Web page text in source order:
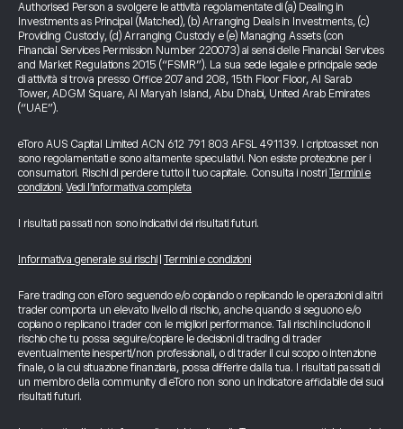
Authorised Person a svolgere le attività regolamentate di (a) Dealing in
Investments as Principal (Matched), (b) Arranging Deals in Investments, (c)
Providing Custody, (d) Arranging Custody e (e) Managing Assets (con
Financial Services Permission Number 220073) ai sensi delle Financial Services
and Market Regulations 2015 (“FSMR”). La sua sede legale e principale sede
di attività si trova presso Office 207 and 208, 15th Floor Floor, Al Sarab
Tower, ADGM Square, Al Maryah Island, Abu Dhabi, United Arab Emirates
(“UAE”).
eToro AUS Capital Limited ACN 612 791 803 AFSL 491139. I criptoasset non
sono regolamentati e sono altamente speculativi. Non esiste protezione per i
consumatori. Rischi di perdere tutto il tuo capitale. Consulta i nostri Termini e
condizioni.Vedi l’informativa completa
I risultati passati non sono indicativi dei risultati futuri.
Informativa generale sui rischi Termini e condizioni
Fare trading con eToro seguendo e/o copiando o replicando le operazioni di altri
trader comporta un elevato livello di rischio, anche quando si seguono e/o
copiano o replicano i trader con le migliori performance. Tali rischi includono il
rischio che tu possa seguire/copiare le decisioni di trading di trader
eventualmente inesperti/non professionali, o di trader il cui scopo o intenzione
finale, o la cui situazione finanziaria, possa differire dalla tua. I risultati passati di
un membro della community di eToro non sono un indicatore affidabile dei suoi
risultati futuri.